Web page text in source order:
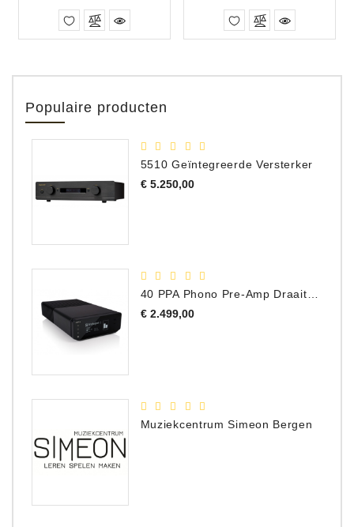
Populaire producten
5510 Geïntegreerde Versterker
€ 5.250,00Prijs
40 PPA Phono Pre-Amp Draaitafel Voorversterker
€ 2.499,00Prijs
Muziekcentrum Simeon Bergen